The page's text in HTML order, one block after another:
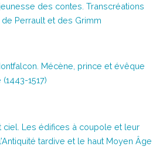
des contes. Transcréations
Perrault et des Grimm
Mécène, prince et évêque
1517)
ciel. Les édifices à coupole et leur
tardive et le haut Moyen Âge